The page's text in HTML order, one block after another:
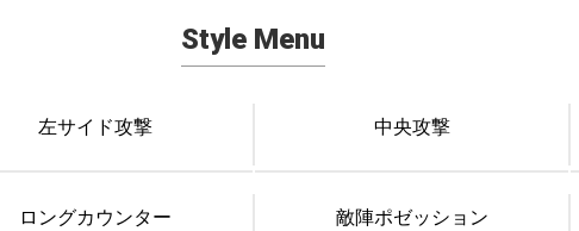
Style Menu
左サイド攻撃 中央攻撃
ロングカウンター 敵陣ポゼッション